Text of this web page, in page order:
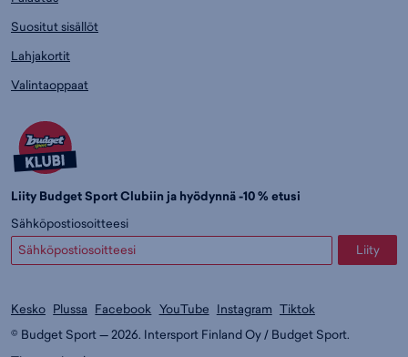
Suositut sisällöt
Lahjakortit
Valintaoppaat
Liity Budget Sport Clubiin ja hyödynnä -10 % etusi
Sähköpostiosoitteesi
Liity
Kesko Plussa Facebook YouTube Instagram Tiktok
© Budget Sport — 2026. Intersport Finland Oy / Budget Sport.